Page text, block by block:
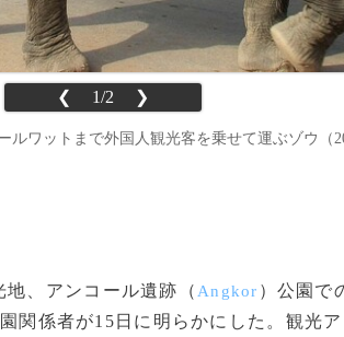
❮ 1/2 ❯
ワットまで外国人観光客を乗せて運ぶゾウ（
地、アンコール遺跡（ Angkor ）公園で
関係者が15日に明らかにした。観光